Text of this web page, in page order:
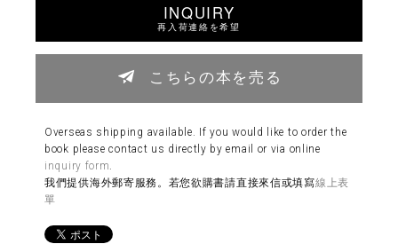
INQUIRY
再入荷連絡を希望
こちらの本を売る
Overseas shipping available. If you would like to order the
book please contact us directly by email or via online
inquiry form
我們提供海外郵寄服務。若您欲購書請直接來信或填寫線上表
單